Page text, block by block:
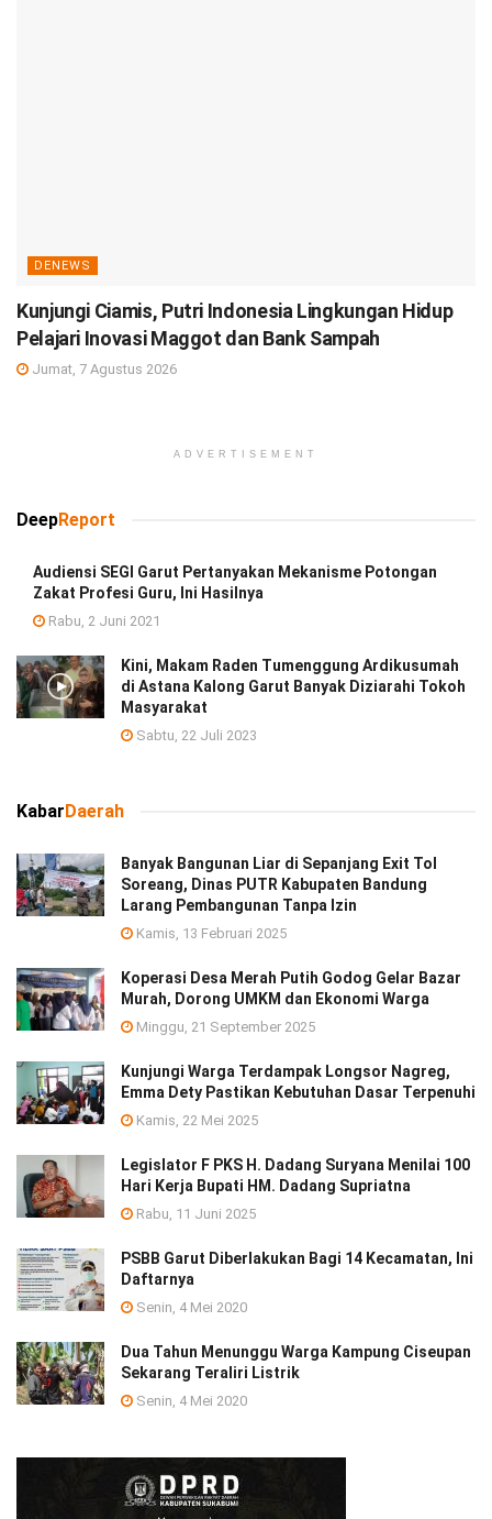
DENEWS
Kunjungi Ciamis, Putri Indonesia Lingkungan Hidup
Pelajari Inovasi Maggot dan Bank Sampah
Jumat, 7 Agustus 2026
ADVERTISEMENT
DeepReport
Audiensi SEGI Garut Pertanyakan Mekanisme Potongan
Zakat Profesi Guru, Ini Hasilnya
Rabu, 2 Juni 2021
Kini, Makam Raden Tumenggung Ardikusumah
di Astana Kalong Garut Banyak Diziarahi Tokoh
Masyarakat
Sabtu, 22 Juli 2023
KabarDaerah
Banyak Bangunan Liar di Sepanjang Exit Tol
Soreang, Dinas PUTR Kabupaten Bandung
Larang Pembangunan Tanpa Izin
Kamis, 13 Februari 2025
Koperasi Desa Merah Putih Godog Gelar Bazar
Murah, Dorong UMKM dan Ekonomi Warga
Minggu, 21 September 2025
Kunjungi Warga Terdampak Longsor Nagreg,
Emma Dety Pastikan Kebutuhan Dasar Terpenuhi
Kamis, 22 Mei 2025
Legislator F PKS H. Dadang Suryana Menilai 100
Hari Kerja Bupati HM. Dadang Supriatna
Rabu, 11 Juni 2025
PSBB Garut Diberlakukan Bagi 14 Kecamatan, Ini
Daftarnya
Senin, 4 Mei 2020
Dua Tahun Menunggu Warga Kampung Ciseupan
Sekarang Teraliri Listrik
Senin, 4 Mei 2020